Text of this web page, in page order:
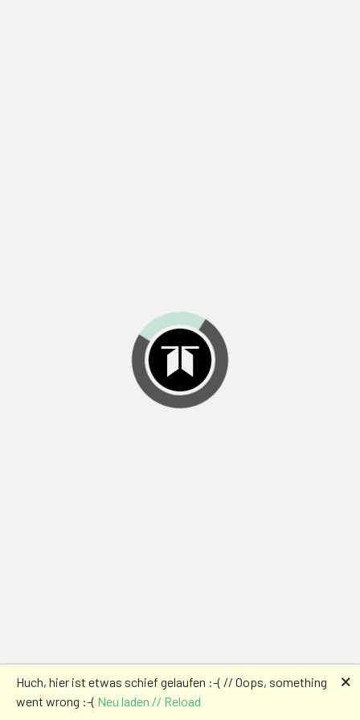
Huch, hier ist etwas schief gelaufen :-( // Oops, something
went wrong :-( Neu laden // Reload
🗙